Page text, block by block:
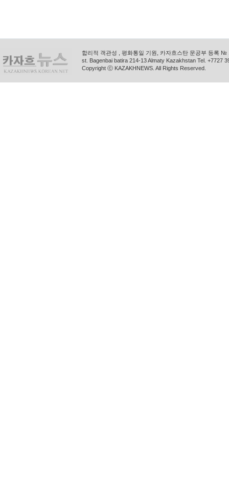
합리적 객관성 , 평화통일 기원, 카자흐스탄 문공부 등록
st. Bagenbai batira 214-13 Almaty Kazakhstan Tel. +7727
Copyright ⓒ KAZAKHNEWS. All Rights Reserved.